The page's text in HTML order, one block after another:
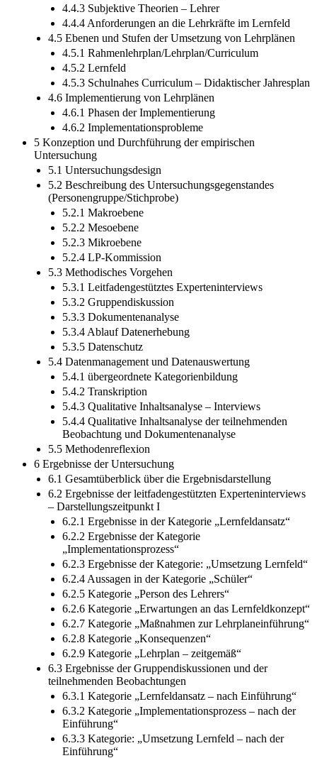
4.4.3 Subjektive Theorien – Lehrer
4.4.4 Anforderungen an die Lehrkräfte im Lernfeld
4.5 Ebenen und Stufen der Umsetzung von Lehrplänen
4.5.1 Rahmenlehrplan/Lehrplan/Curriculum
4.5.2 Lernfeld
4.5.3 Schulnahes Curriculum – Didaktischer Jahresplan
4.6 Implementierung von Lehrplänen
4.6.1 Phasen der Implementierung
4.6.2 Implementationsprobleme
5 Konzeption und Durchführung der empirischen
Untersuchung
5.1 Untersuchungsdesign
5.2 Beschreibung des Untersuchungsgegenstandes
(Personengruppe/Stichprobe)
5.2.1 Makroebene
5.2.2 Mesoebene
5.2.3 Mikroebene
5.2.4 LP-Kommission
5.3 Methodisches Vorgehen
5.3.1 Leitfadengestütztes Experteninterviews
5.3.2 Gruppendiskussion
5.3.3 Dokumentenanalyse
5.3.4 Ablauf Datenerhebung
5.3.5 Datenschutz
5.4 Datenmanagement und Datenauswertung
5.4.1 übergeordnete Kategorienbildung
5.4.2 Transkription
5.4.3 Qualitative Inhaltsanalyse – Interviews
5.4.4 Qualitative Inhaltsanalyse der teilnehmenden
Beobachtung und Dokumentenanalyse
5.5 Methodenreflexion
6 Ergebnisse der Untersuchung
6.1 Gesamtüberblick über die Ergebnisdarstellung
6.2 Ergebnisse der leitfadengestützten Experteninterviews
– Darstellungszeitpunkt I
6.2.1 Ergebnisse in der Kategorie „Lernfeldansatz“
6.2.2 Ergebnisse der Kategorie
„Implementationsprozess“
6.2.3 Ergebnisse der Kategorie: „Umsetzung Lernfeld“
6.2.4 Aussagen in der Kategorie „Schüler“
6.2.5 Kategorie „Person des Lehrers“
6.2.6 Kategorie „Erwartungen an das Lernfeldkonzept“
6.2.7 Kategorie „Maßnahmen zur Lehrplaneinführung“
6.2.8 Kategorie „Konsequenzen“
6.2.9 Kategorie „Lehrplan – zeitgemäß“
6.3 Ergebnisse der Gruppendiskussionen und der
teilnehmenden Beobachtungen
6.3.1 Kategorie „Lernfeldansatz – nach Einführung“
6.3.2 Kategorie „Implementationsprozess – nach der
Einführung“
6.3.3 Kategorie: „Umsetzung Lernfeld – nach der
Einführung“